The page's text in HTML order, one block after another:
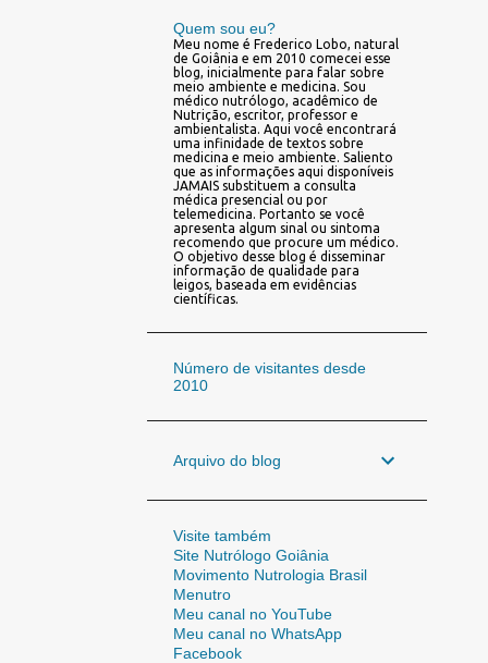
Quem sou eu?
Meu nome é Frederico Lobo, natural
de Goiânia e em 2010 comecei esse
blog, inicialmente para falar sobre
meio ambiente e medicina. Sou
médico nutrólogo, acadêmico de
Nutrição, escritor, professor e
ambientalista. Aqui você encontrará
uma infinidade de textos sobre
medicina e meio ambiente. Saliento
que as informações aqui disponíveis
JAMAIS substituem a consulta
médica presencial ou por
telemedicina. Portanto se você
apresenta algum sinal ou sintoma
recomendo que procure um médico.
O objetivo desse blog é disseminar
informação de qualidade para
leigos, baseada em evidências
científicas.
Número de visitantes desde
2010
Arquivo do blog
Visite também
Site Nutrólogo Goiânia
Movimento Nutrologia Brasil
Menutro
Meu canal no YouTube
Meu canal no WhatsApp
Facebook